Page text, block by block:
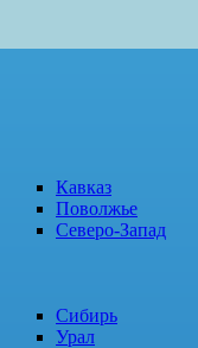
Кавказ
Поволжье
Северо-Запад
Сибирь
Урал